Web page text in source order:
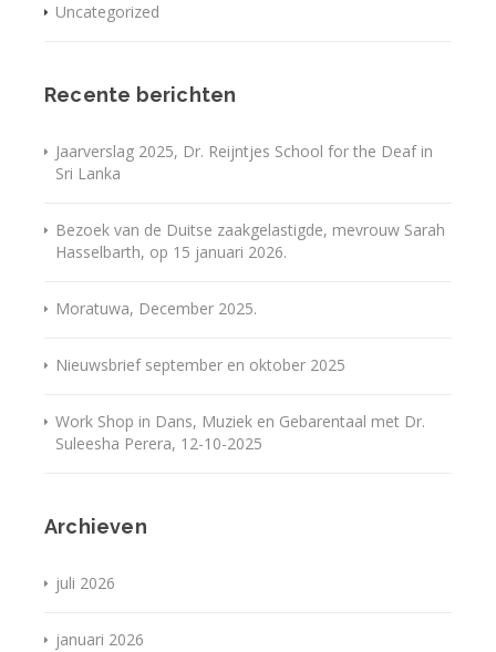
Uncategorized
Recente berichten
Jaarverslag 2025, Dr. Reijntjes School for the Deaf in
Sri Lanka
Bezoek van de Duitse zaakgelastigde, mevrouw Sarah
Hasselbarth, op 15 januari 2026.
Moratuwa, December 2025.
Nieuwsbrief september en oktober 2025
Work Shop in Dans, Muziek en Gebarentaal met Dr.
Suleesha Perera, 12-10-2025
Archieven
juli 2026
januari 2026